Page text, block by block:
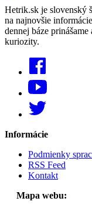
Hetrik.sk je slovenský
na najnovšie
dennej báze
kuriozity.
Informácie
Podmienky
RSS Feed
Kontakt
Mapa webu: